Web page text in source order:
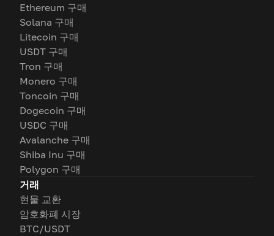
Ethereum 구매
Solana 구매
Litecoin 구매
USDT 구매
Tron 구매
Monero 구매
Toncoin 구매
Dogecoin 구매
USDC 구매
Avalanche 구매
Shiba Inu 구매
Polygon 구매
거래
현물 교환
암호화폐 시장
BTC/USDT